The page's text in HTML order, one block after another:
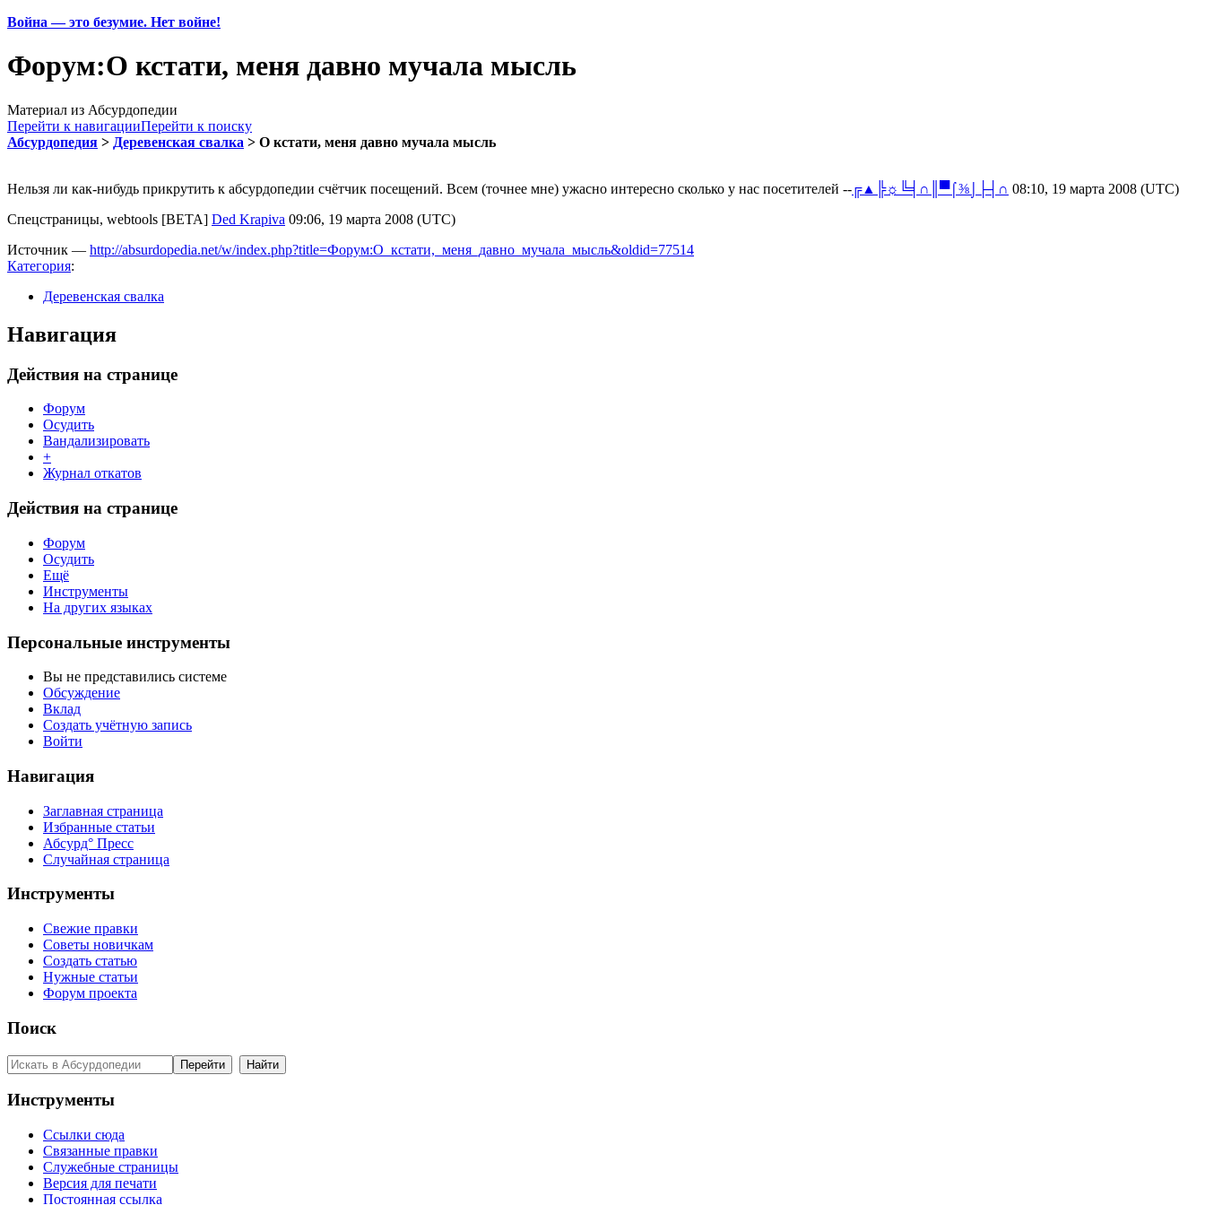
Война — это безумие. Нет войне!
Форум:О кстати, меня давно мучала мысль
Материал из Абсурдопедии
Перейти к навигацииПерейти к поиску
Абсурдопедия > Деревенская свалка > О кстати, меня давно мучала мысль
Нельзя ли как-нибудь прикрутить к абсурдопедии счётчик посещений. Всем (точнее мне) ужасно интересно сколько у нас посетителей --╔▲╠☼╚╡∩║▀⌠⅜⌡├┤∩ 08:10, 19 марта 2008 (UTC)
Спецстраницы, webtools [BETA] Ded Krapiva 09:06, 19 марта 2008 (UTC)
Источник — http://absurdopedia.net/w/index.php?title=Форум:О_кстати,_меня_давно_мучала_мысль&oldid=77514
Категория:
Деревенская свалка
Навигация
Действия на странице
Форум
Осудить
Вандализировать
+
Журнал откатов
Действия на странице
Форум
Осудить
Ещё
Инструменты
На других языках
Персональные инструменты
Вы не представились системе
Обсуждение
Вклад
Создать учётную запись
Войти
Навигация
Заглавная страница
Избранные статьи
Абсурд° Пресс
Случайная страница
Инструменты
Свежие правки
Советы новичкам
Создать статью
Нужные статьи
Форум проекта
Поиск
Инструменты
Ссылки сюда
Связанные правки
Служебные страницы
Версия для печати
Постоянная ссылка